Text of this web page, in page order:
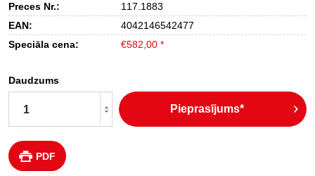
Preces Nr.:
117.1883
EAN:
4042146542477
Speciāla cena:
€582,00 *
Daudzums
Pieprasījums*
PDF